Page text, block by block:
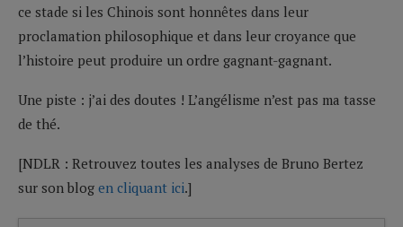
ce stade si les Chinois sont honnêtes dans leur
proclamation philosophique et dans leur croyance que
l’histoire peut produire un ordre gagnant-gagnant.
Une piste : j’ai des doutes ! L’angélisme n’est pas ma tasse
de thé.
[NDLR : Retrouvez toutes les analyses de Bruno Bertez
sur son blog en cliquant ici.]